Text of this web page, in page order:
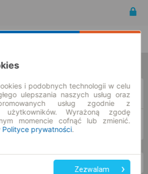
w obie strony
i podobnych technologii w celu
ulepszania naszych usług oraz
usług zgodnie z
użytkowników. Wyrażoną zgodę
momencie cofnąć lub zmienić.
Polityce prywatności.
Zezwalam